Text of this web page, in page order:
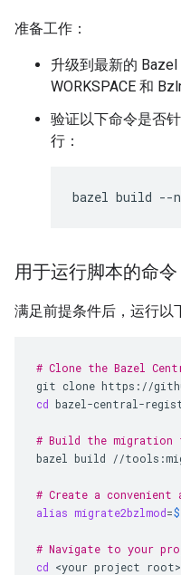
准备工作：
升级到最新的
WORKSPACE 和
验证以下命令是否
行：
bazel build --
用于运行脚本的命令
满足前提条件后，运行以
# Clone the Bazel
git clone
cd bazel-central-
# Build the migration
bazel
build //
# Create a
alias migrate2bzlmod=
# Navigate to your
cd <your project root>